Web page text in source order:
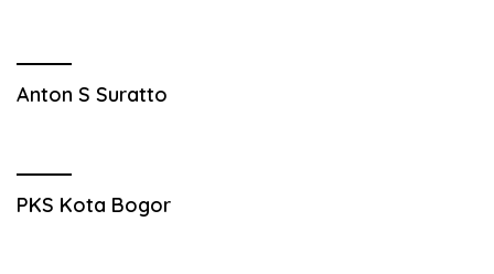
Anton S Suratto
PKS Kota Bogor